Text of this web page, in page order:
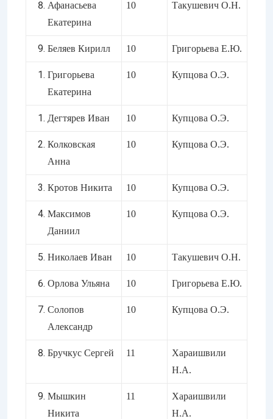
Афанасьева
Екатерина
10 Такушевич О.Н.
Беляев Кирилл 10 Григорьева Е.Ю.
Григорьева
Екатерина
10 Купцова О.Э.
Дегтярев Иван 10 Купцова О.Э.
Колковская
Анна
10 Купцова О.Э.
Кротов Никита 10 Купцова О.Э.
Максимов
Даниил
10 Купцова О.Э.
Николаев Иван 10 Такушевич О.Н.
Орлова Ульяна 10 Григорьева Е.Ю.
Солопов
Александр
10 Купцова О.Э.
Бручкус Сергей 11
Хараишвили
Н.А.
Мышкин
Никита
11
Хараишвили
Н.А.